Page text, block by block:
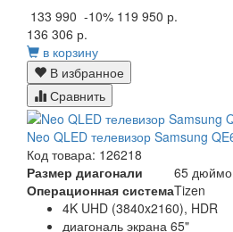
133 990 -10% 119 950 р.
136 306 р.
в корзину
В избранное
Сравнить
Neo QLED телевизор Samsung
Код товара: 126218
Размер диагонали
65
Операционная системаTizen
4K UHD (3840x2160), HDR
диагональ экрана 65"